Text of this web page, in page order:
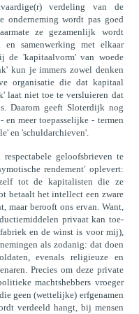
verdeling van de
onderneming wordt pas goed
ze gezamenlijk wordt
samenwerking met elkaar
'kapitaalvorm' van woede
kun je immers zowel denken
organisatie die dat kapitaal
laat niet toe te versluieren dat
Daarom geeft Sloterdijk nog
en meer toepasselijke - termen
en 'schuldarchieven'.
geloofsbrieven te
rendement' oplevert:
tot de kapitalisten die ze
betaalt het intellect een zware
maar berooft ons ervan. Want,
privaat kan toe-
en de winst is voor mij),
als zodanig: dat doen
evenals religieuze en
Precies om deze private
machtshebbers vroeger
geen (wettelijke) erfgenamen
verdeeld hangt, bij mensen